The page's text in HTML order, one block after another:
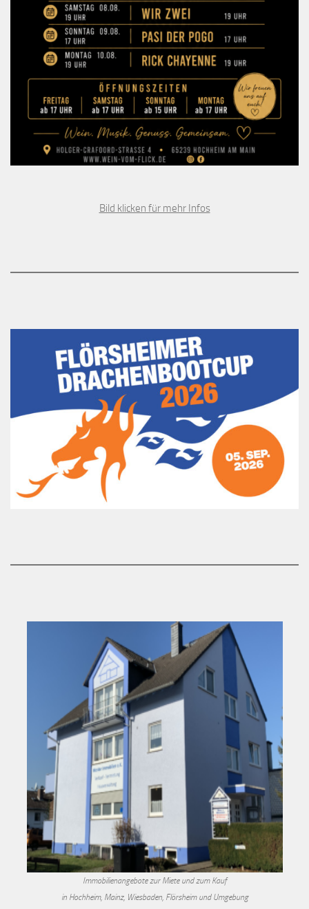
Bild klicken für mehr Infos
Immobilienangebote zur Miete und zum Kauf
in Hochheim, Mainz, Wiesbaden, Flörsheim und Umgebung